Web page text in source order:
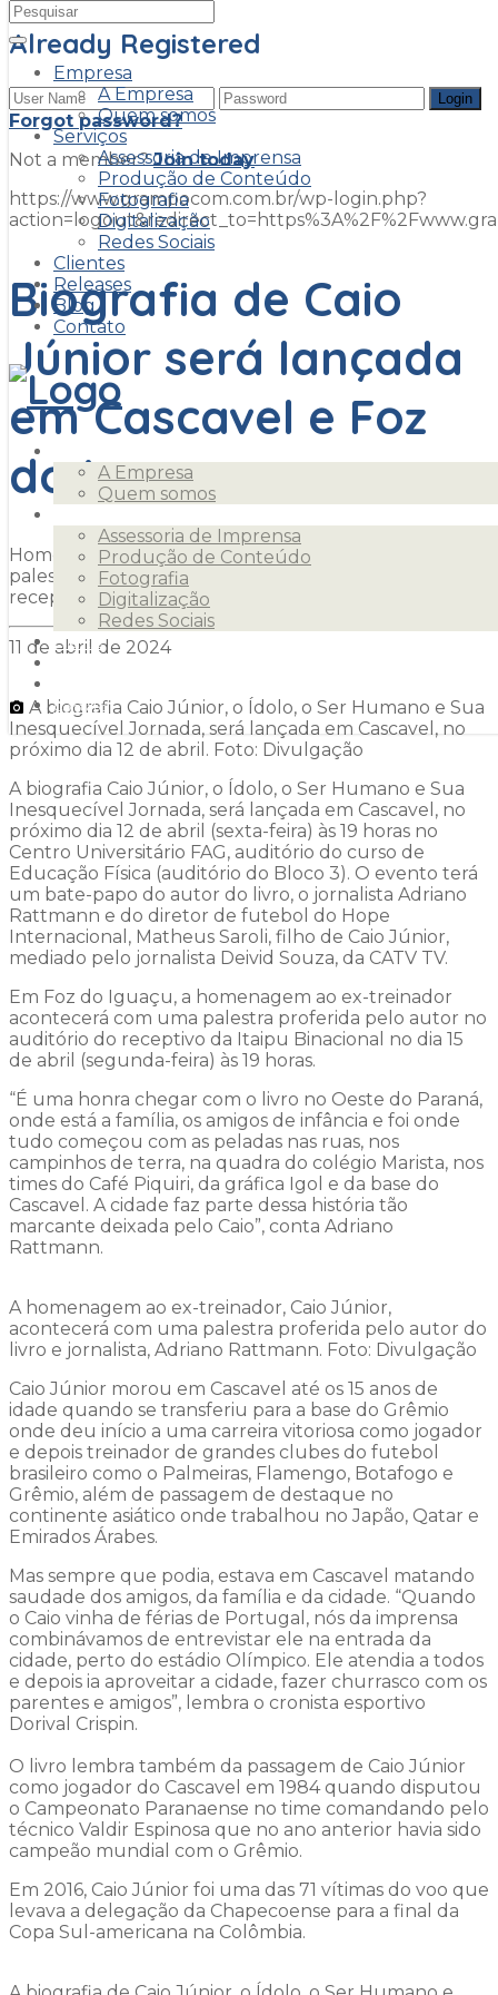
Empresa
A Empresa
Quem somos
Serviços
Assessoria de Imprensa
Produção de Conteúdo
Fotografia
Digitalização
Redes Sociais
Clientes
Releases
Blog
Contato
A Empresa
Quem somos
Assessoria de Imprensa
Produção de Conteúdo
Fotografia
Digitalização
Redes Sociais
Clientes
Contato
Already Registered
Forgot password?
Not a member?Join today
https://www.grampocom.com.br/wp-login.php?
Biografia de Caio
Júnior será lançada
em Cascavel e Foz
do Iguaçu
Homenagem ao ex-treinador acontecerá com uma
palestra proferida pelo autor no auditório do
receptivo da Itaipu Binacional.
11 de abril de 2024
A biografia Caio Júnior, o Ídolo, o Ser Humano e Sua
Inesquecível Jornada, será lançada em Cascavel, no
próximo dia 12 de abril. Foto: Divulgação
A biografia Caio Júnior, o Ídolo, o Ser Humano e Sua
Inesquecível Jornada, será lançada em Cascavel, no
próximo dia 12 de abril (sexta-feira) às 19 horas no
Centro Universitário FAG, auditório do curso de
Educação Física (auditório do Bloco 3). O evento terá
um bate-papo do autor do livro, o jornalista Adriano
Rattmann e do diretor de futebol do Hope
Internacional, Matheus Saroli, filho de Caio Júnior,
mediado pelo jornalista Deivid Souza, da CATV TV.
Em Foz do Iguaçu, a homenagem ao ex-treinador
acontecerá com uma palestra proferida pelo autor no
auditório do receptivo da Itaipu Binacional no dia 15
de abril (segunda-feira) às 19 horas.
“É uma honra chegar com o livro no Oeste do Paraná,
onde está a família, os amigos de infância e foi onde
tudo começou com as peladas nas ruas, nos
campinhos de terra, na quadra do colégio Marista, nos
times do Café Piquiri, da gráfica Igol e da base do
Cascavel. A cidade faz parte dessa história tão
marcante deixada pelo Caio”, conta Adriano
Rattmann.
A homenagem ao ex-treinador, Caio Júnior,
acontecerá com uma palestra proferida pelo autor do
livro e jornalista, Adriano Rattmann. Foto: Divulgação
Caio Júnior morou em Cascavel até os 15 anos de
idade quando se transferiu para a base do Grêmio
onde deu início a uma carreira vitoriosa como jogador
e depois treinador de grandes clubes do futebol
brasileiro como o Palmeiras, Flamengo, Botafogo e
Grêmio, além de passagem de destaque no
continente asiático onde trabalhou no Japão, Qatar e
Emirados Árabes.
Mas sempre que podia, estava em Cascavel matando
saudade dos amigos, da família e da cidade. “Quando
o Caio vinha de férias de Portugal, nós da imprensa
combinávamos de entrevistar ele na entrada da
cidade, perto do estádio Olímpico. Ele atendia a todos
e depois ia aproveitar a cidade, fazer churrasco com os
parentes e amigos”, lembra o cronista esportivo
Dorival Crispin.
O livro lembra também da passagem de Caio Júnior
como jogador do Cascavel em 1984 quando disputou
o Campeonato Paranaense no time comandando pelo
técnico Valdir Espinosa que no ano anterior havia sido
campeão mundial com o Grêmio.
Em 2016, Caio Júnior foi uma das 71 vítimas do voo que
levava a delegação da Chapecoense para a final da
Copa Sul-americana na Colômbia.